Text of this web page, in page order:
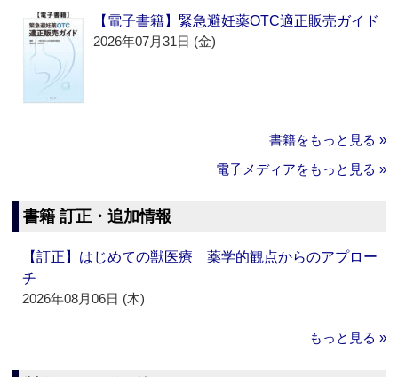
【電子書籍】緊急避妊薬OTC適正販売ガイド
2026年07月31日 (金)
書籍をもっと見る »
電子メディアをもっと見る »
書籍 訂正・追加情報
【訂正】はじめての獣医療 薬学的観点からのアプロー
チ
2026年08月06日 (木)
もっと見る »